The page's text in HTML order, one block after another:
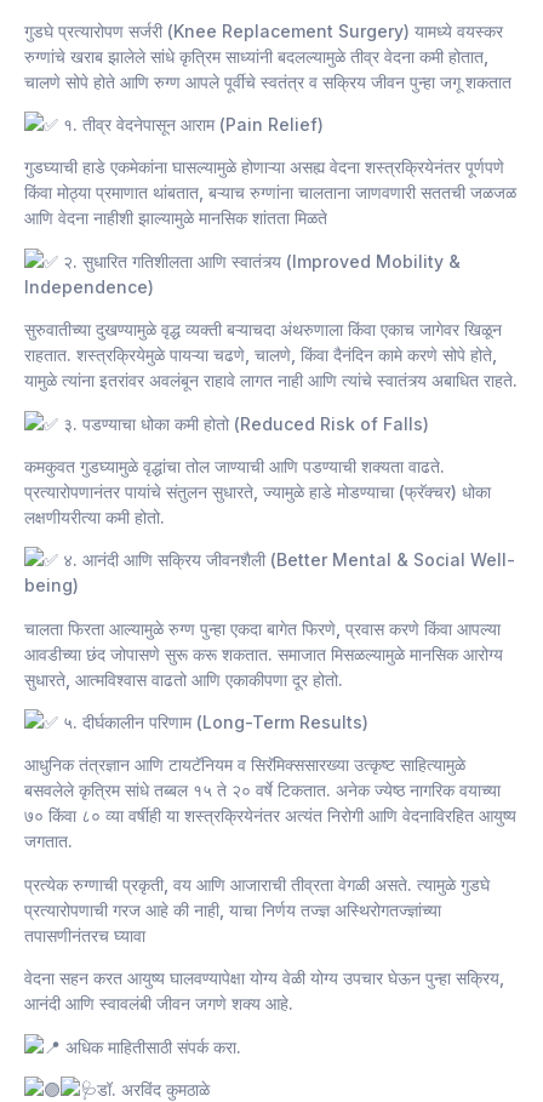
गुडघे प्रत्यारोपण सर्जरी (Knee Replacement Surgery) यामध्ये वयस्कर
रुग्णांचे खराब झालेले सांधे कृत्रिम साध्यांनी बदलल्यामुळे तीव्र वेदना कमी होतात,
चालणे सोपे होते आणि रुग्ण आपले पूर्वीचे स्वतंत्र व सक्रिय जीवन पुन्हा जगू शकतात
१. तीव्र वेदनेपासून आराम (Pain Relief)
गुडघ्याची हाडे एकमेकांना घासल्यामुळे होणाऱ्या असह्य वेदना शस्त्रक्रियेनंतर पूर्णपणे
किंवा मोठ्या प्रमाणात थांबतात, बऱ्याच रुग्णांना चालताना जाणवणारी सततची जळजळ
आणि वेदना नाहीशी झाल्यामुळे मानसिक शांतता मिळते
२. सुधारित गतिशीलता आणि स्वातंत्र्य (Improved Mobility &
Independence)
सुरुवातीच्या दुखण्यामुळे वृद्ध व्यक्ती बऱ्याचदा अंथरुणाला किंवा एकाच जागेवर खिळून
राहतात. शस्त्रक्रियेमुळे पायऱ्या चढणे, चालणे, किंवा दैनंदिन कामे करणे सोपे होते,
यामुळे त्यांना इतरांवर अवलंबून राहावे लागत नाही आणि त्यांचे स्वातंत्र्य अबाधित राहते.
३. पडण्याचा धोका कमी होतो (Reduced Risk of Falls)
कमकुवत गुडघ्यामुळे वृद्धांचा तोल जाण्याची आणि पडण्याची शक्यता वाढते.
प्रत्यारोपणानंतर पायांचे संतुलन सुधारते, ज्यामुळे हाडे मोडण्याचा (फ्रॅक्चर) धोका
लक्षणीयरीत्या कमी होतो.
४. आनंदी आणि सक्रिय जीवनशैली (Better Mental & Social Well-
being)
चालता फिरता आल्यामुळे रुग्ण पुन्हा एकदा बागेत फिरणे, प्रवास करणे किंवा आपल्या
आवडीच्या छंद जोपासणे सुरू करू शकतात. समाजात मिसळल्यामुळे मानसिक आरोग्य
सुधारते, आत्मविश्वास वाढतो आणि एकाकीपणा दूर होतो.
५. दीर्घकालीन परिणाम (Long-Term Results)
आधुनिक तंत्रज्ञान आणि टायटॅनियम व सिरॅमिक्ससारख्या उत्कृष्ट साहित्यामुळे
बसवलेले कृत्रिम सांधे तब्बल १५ ते २० वर्षे टिकतात. अनेक ज्येष्ठ नागरिक वयाच्या
७० किंवा ८० व्या वर्षीही या शस्त्रक्रियेनंतर अत्यंत निरोगी आणि वेदनाविरहित आयुष्य
जगतात.
प्रत्येक रुग्णाची प्रकृती, वय आणि आजाराची तीव्रता वेगळी असते. त्यामुळे गुडघे
प्रत्यारोपणाची गरज आहे की नाही, याचा निर्णय तज्ज्ञ अस्थिरोगतज्ज्ञांच्या
तपासणीनंतरच घ्यावा
वेदना सहन करत आयुष्य घालवण्यापेक्षा योग्य वेळी योग्य उपचार घेऊन पुन्हा सक्रिय,
आनंदी आणि स्वावलंबी जीवन जगणे शक्य आहे.
अधिक माहितीसाठी संपर्क करा.
डॉ. अरविंद कुमठाळे